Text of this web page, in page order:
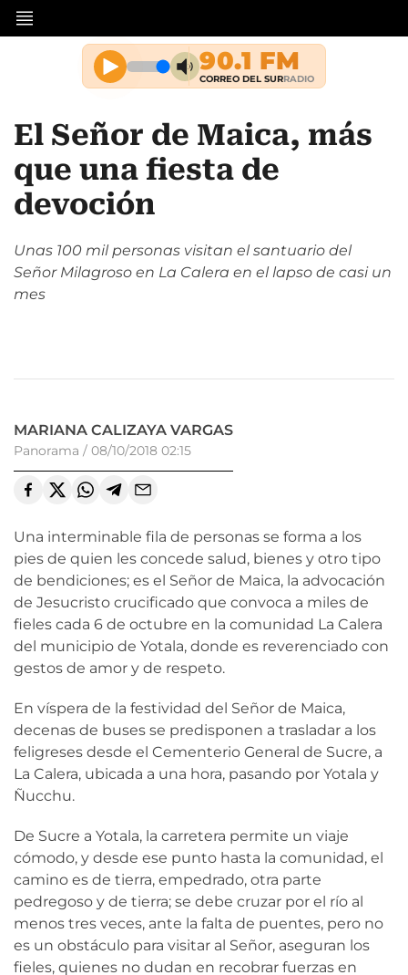
El Señor de Maica, más
que una fiesta de
devoción
Unas 100 mil personas visitan el santuario del
Señor Milagroso en La Calera en el lapso de casi un
mes
MARIANA CALIZAYA VARGAS
Panorama / 08/10/2018 02:15
Una interminable fila de personas se forma a los
pies de quien les concede salud, bienes y otro tipo
de bendiciones; es el Señor de Maica, la advocación
de Jesucristo crucificado que convoca a miles de
fieles cada 6 de octubre en la comunidad La Calera
del municipio de Yotala, donde es reverenciado con
gestos de amor y de respeto.
En víspera de la festividad del Señor de Maica,
decenas de buses se predisponen a trasladar a los
feligreses desde el Cementerio General de Sucre, a
La Calera, ubicada a una hora, pasando por Yotala y
Ñucchu.
De Sucre a Yotala, la carretera permite un viaje
cómodo, y desde ese punto hasta la comunidad, el
camino es de tierra, empedrado, otra parte
pedregoso y de tierra; se debe cruzar por el río al
menos tres veces, ante la falta de puentes, pero no
es un obstáculo para visitar al Señor, aseguran los
fieles, quienes no dudan en recobrar fuerzas en